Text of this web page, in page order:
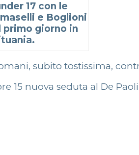
17 con le
e Boglioni
primo giorno in
subito tostissima,
15 nuova seduta al De